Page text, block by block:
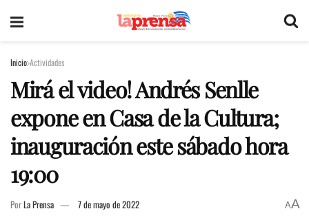
Inicio Actividades
Mirá el video! Andrés Senlle
expone en Casa de la Cultura;
inauguración este sábado hora
19:00
PorLa Prensa 7 de mayo de 2022 AA